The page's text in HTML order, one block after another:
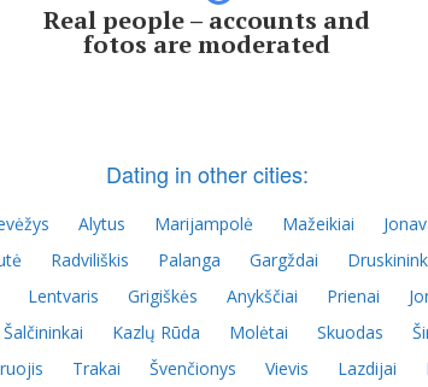
Real people – accounts and
fotos are moderated
Dating in other cities:
Alytus Marijampolė Mažeikiai
Radviliškis Palanga Gargždai
Lentvaris Grigiškės Anykščiai Prienai
Šalčininkai Kazlų Rūda Molėtai Skuodas
Trakai Švenčionys Vievis Lazdijai